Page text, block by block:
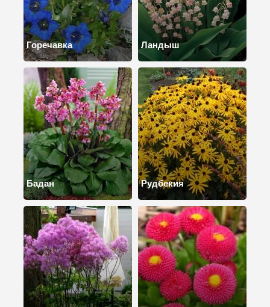
Горечавка Ландыш
Бадан Рудбекия